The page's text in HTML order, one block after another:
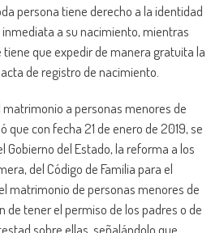
persona tiene derecho a la identidad
a su nacimiento, mientras
que expedir de manera gratuita la
de registro de nacimiento.
a personas menores de
que con fecha 21 de enero de 2019, se
Gobierno del Estado, la reforma a los
del Código de Familia para el
matrimonio de personas menores de
tener el permiso de los padres o de